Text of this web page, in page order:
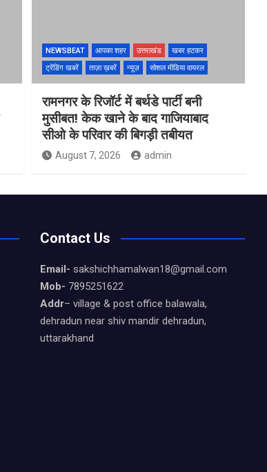
NEWSBEAT आपका शहर उत्तराखंड
खबर हटकर
ट्रेंडिंग खबरें
ताज़ा ख़बरें न्यूज़ सोशल मीडिया वायरल
रामनगर के रिजॉर्ट में बर्थडे पार्टी बनी
मुसीबत! केक खाने के बाद गाजियाबाद
सीओ के परिवार की बिगड़ी तबीयत
August 7, 2026 admin
Contact Us
Email- sakshichhamalwan18@gmail.com
Mob- 7895251622
Addr– village & post office balawala,
dehradun near shiv mandir dehradun,
uttarakhand